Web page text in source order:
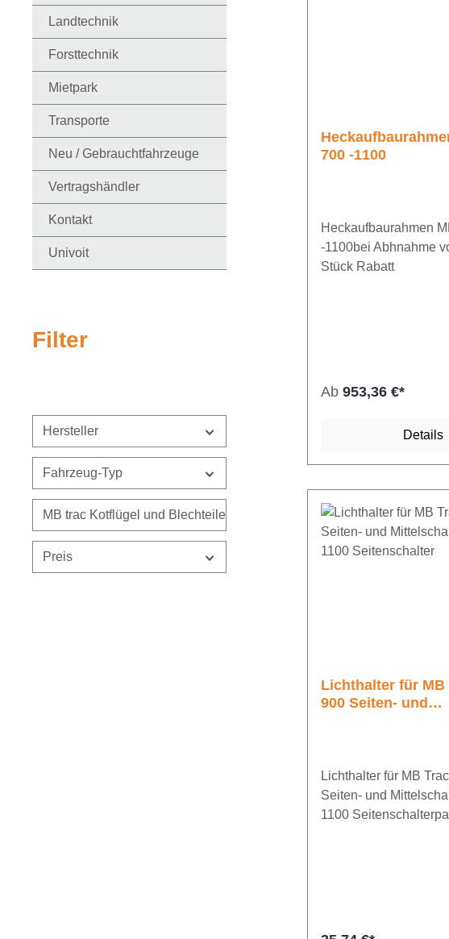
Landtechnik
Forsttechnik
Mietpark
Transporte
Neu / Gebrauchtfahrzeuge
Vertragshändler
Kontakt
Univoit
Filter
Hersteller
Fahrzeug-Typ
MB trac Kotflügel und Blechteile
Preis
700 -1100
Heckaufbaurahmen
-1100bei Abhnahme
Stück Rabatt
Regulärer Preis:
Ab 953,36 €*
Details
Lichthalter für MB
900 Seiten- und
Lichthalter für MB
Seiten- und
1100